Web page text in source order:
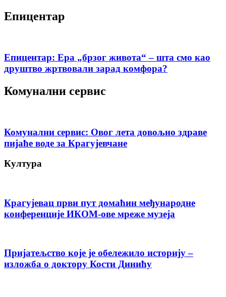
Епицентар
Епицентар: Ера „брзог живота“ – шта смо као
друштво жртвовали зарад комфора?
Комунални сервис
Комунални сервис: Овог лета довољно здраве
пијаће воде за Крагујевчане
Култура
Крагујевац први пут домаћин међународне
конференције ИКОМ-ове мреже музеја
Пријатељство које је обележило историју –
изложба о доктору Кости Динићу